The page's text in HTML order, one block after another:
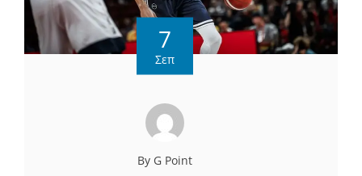
7
Σεπ
By G Point